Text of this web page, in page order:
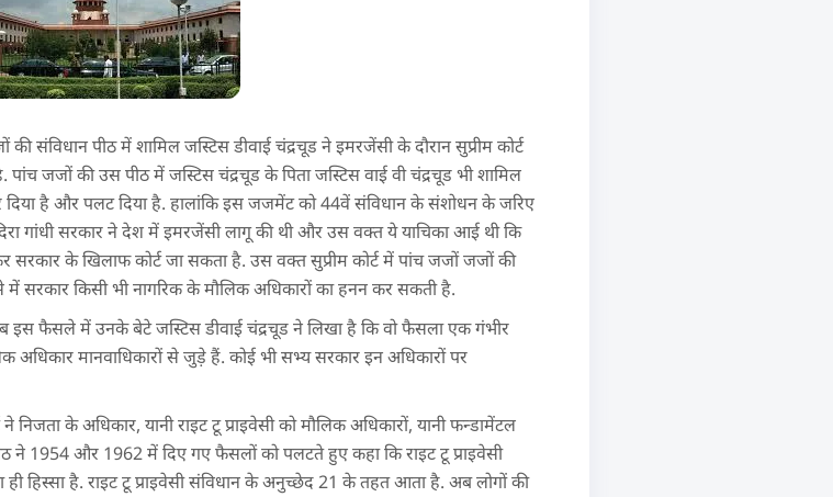
संविधान पीठ में शामिल जस्टिस डीवाई चंद्रचूड ने इमरजेंसी के दौरान सुप्रीम कोर्ट
जजों की उस पीठ में जस्टिस चंद्रचूड के पिता जस्टिस वाई वी चंद्रचूड भी शामिल
दिया है और पलट दिया है. हालांकि इस जजमेंट को 44वें संविधान के संशोधन के जरिए
गांधी सरकार ने देश में इमरजेंसी लागू की थी और उस वक्त ये याचिका आई थी कि
के खिलाफ कोर्ट जा सकता है. उस वक्त सुप्रीम कोर्ट में पांच जजों जजों की
सरकार किसी भी नागरिक के मौलिक अधिकारों का हनन कर सकती है.
इस फैसले में उनके बेटे जस्टिस डीवाई चंद्रचूड ने लिखा है कि वो फैसला एक गंभीर
अधिकार मानवाधिकारों से जुड़े हैं. कोई भी सभ्य सरकार इन अधिकारों पर
के अधिकार, यानी राइट टू प्राइवेसी को मौलिक अधिकारों, यानी फन्डामेंटल
ने 1954 और 1962 में दिए गए फैसलों को पलटते हुए कहा कि राइट टू प्राइवेसी
हिस्सा है. राइट टू प्राइवेसी संविधान के अनुच्छेद 21 के तहत आता है. अब लोगों की